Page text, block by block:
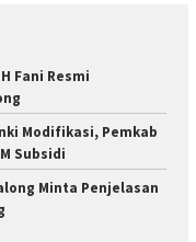
Fani Resmi
Modifikasi, Pemkab
Subsidi
Minta Penjelasan